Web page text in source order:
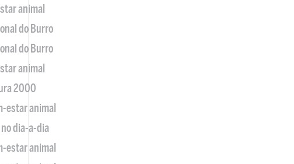
animal
do Burro
do Burro
animal
2000
estar animal
no dia-a-dia
estar animal